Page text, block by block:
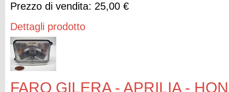
Prezzo di vendita: 25,00 €
Dettagli prodotto
FARO GILERA - APRILIA -